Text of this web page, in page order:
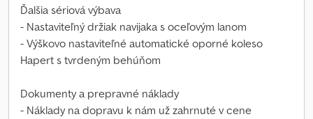
Ďalšia sériová výbava
- Nastaviteľný držiak navijaka s oceľovým lanom
- Výškovo nastaviteľné automatické oporné koleso
Hapert s tvrdeným behúňom
Dokumenty a prepravné náklady
- Náklady na dopravu k nám už zahrnuté v cene